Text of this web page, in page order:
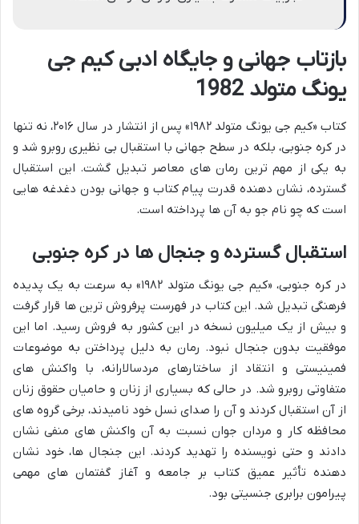
بازتاب جهانی و جایگاه ادبی کیم جی
یونگ متولد 1982
کتاب «کیم جی یونگ متولد ۱۹۸۲» پس از انتشار در سال ۲۰۱۶، نه تنها
در کره جنوبی، بلکه در سطح جهانی با استقبال بی نظیری روبرو شد و
به یکی از مهم ترین رمان های معاصر تبدیل گشت. این استقبال
گسترده، نشان دهنده قدرت پیام کتاب و جهانی بودن دغدغه هایی
است که چو نام جو به آن ها پرداخته است.
استقبال گسترده و جنجال ها در کره جنوبی
در کره جنوبی، «کیم جی یونگ متولد ۱۹۸۲» به سرعت به یک پدیده
فرهنگی تبدیل شد. این کتاب در فهرست پرفروش ترین ها قرار گرفت
و بیش از یک میلیون نسخه در این کشور به فروش رسید. اما این
موفقیت بدون جنجال نبود. رمان به دلیل پرداختن به موضوعات
فمینیستی و انتقاد از ساختارهای مردسالارانه، با واکنش های
متفاوتی روبرو شد. در حالی که بسیاری از زنان و حامیان حقوق زنان
از آن استقبال کردند و آن را صدای نسل خود نامیدند، برخی گروه های
محافظه کار و مردان جوان نسبت به آن واکنش های منفی نشان
دادند و حتی نویسنده را تهدید کردند. این جنجال ها، خود نشان
دهنده تأثیر عمیق کتاب بر جامعه و آغاز گفتمان های مهمی
پیرامون برابری جنسیتی بود.